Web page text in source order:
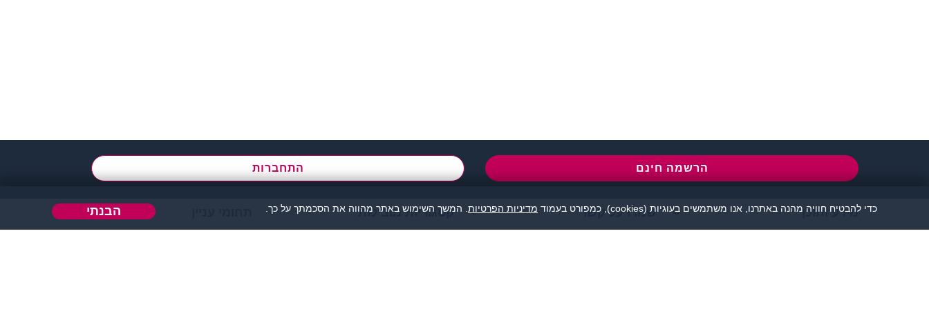
הרשמה חינם התחברות 077-5030670
מידע ותוכן שמרו על קשר קטגוריות מובילות כדי להבטיח חוויה מהנה באתרנו, אנו משתמשים בעוגיות (cookies), כמפורט בעמוד מדיניות הפרטיות . המשך השימוש באתר מהווה את הסכמתך על כך. הבנתי